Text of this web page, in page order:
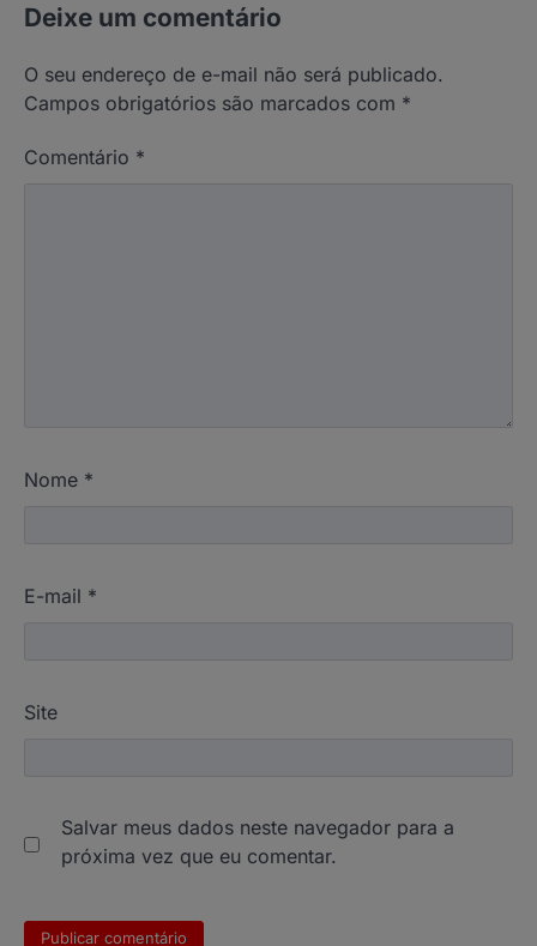
Deixe um comentário
O seu endereço de e-mail não será publicado.
Campos obrigatórios são marcados com *
Comentário *
Nome *
E-mail *
Site
Salvar meus dados neste navegador para a
próxima vez que eu comentar.